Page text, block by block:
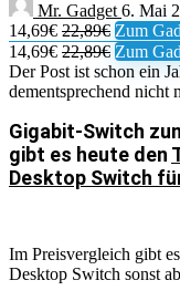
Mr. Gadget 6. Mai
14,69€ 22,89€ Zum
14,69€ 22,89€ Zum
Der Post ist schon ein
dementsprechend nicht
Gigabit-Switch
gibt es heute den
Desktop Switch
Im Preisvergleich gibt
Desktop Switch sonst